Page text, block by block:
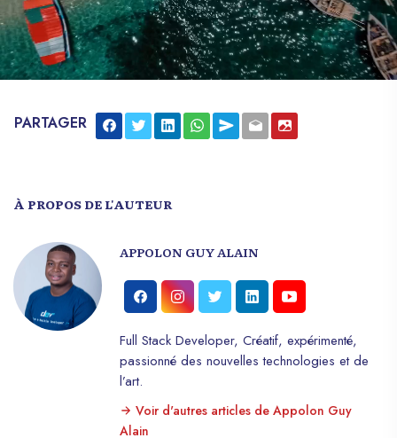
PARTAGER
À PROPOS DE L'AUTEUR
APPOLON GUY ALAIN
Full Stack Developer, Créatif, expérimenté,
passionné des nouvelles technologies et de
l’art.
Voir d'autres articles de Appolon Guy
Alain